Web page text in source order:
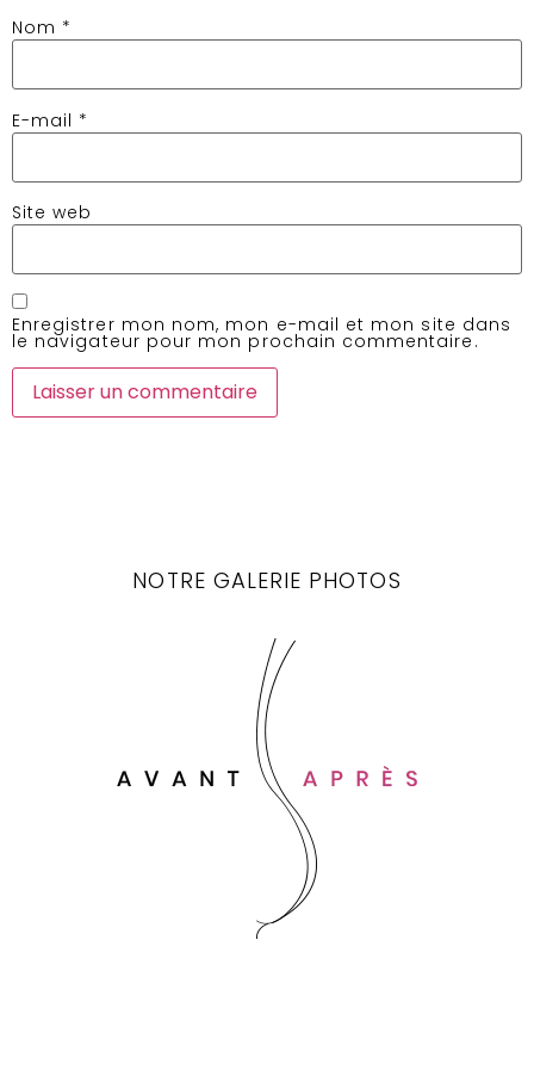
Nom *
E-mail *
Site web
Enregistrer mon nom, mon e-mail et mon site dans
le navigateur pour mon prochain commentaire.
NOTRE GALERIE PHOTOS